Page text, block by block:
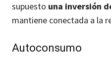
supuesto una inversión
mantiene conectada a la
Autoconsumo